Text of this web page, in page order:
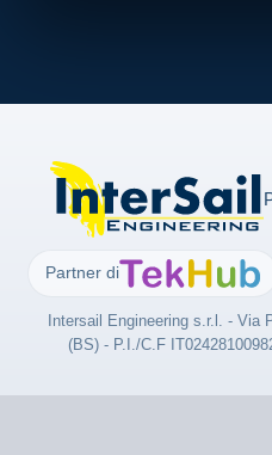
Partner di
Intersail Engineering s.r.l. - Via
(BS) - P.I./C.F